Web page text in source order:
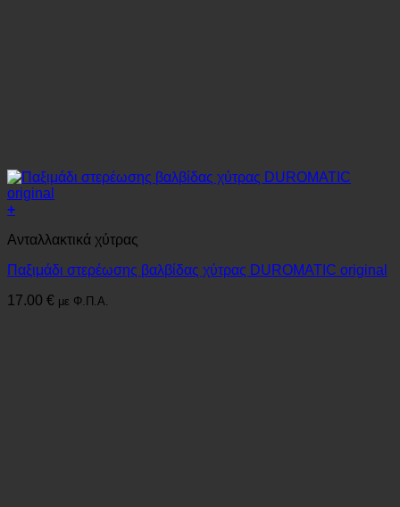
+
Ανταλλακτικά χύτρας
Παξιμάδι στερέωσης βαλβίδας χύτρας DUROMATIC original
17.00 € με Φ.Π.Α.